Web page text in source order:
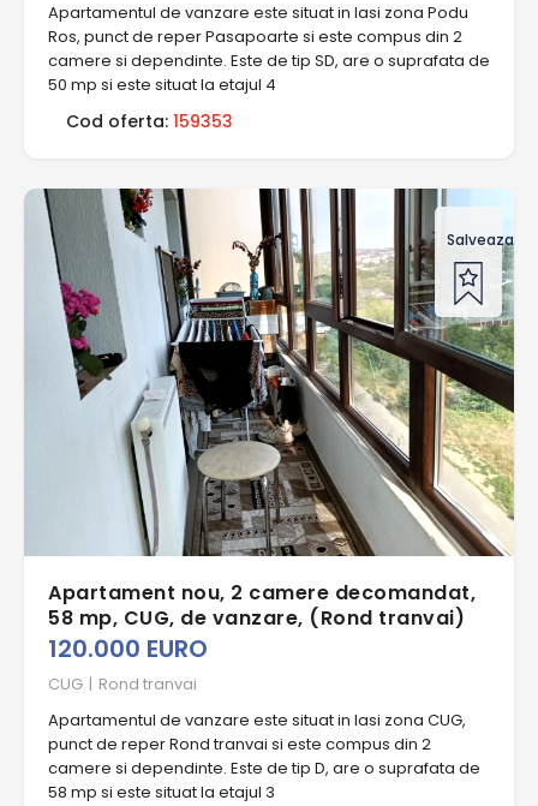
Apartamentul de vanzare este situat in Iasi zona Podu
Ros, punct de reper Pasapoarte si este compus din 2
camere si dependinte. Este de tip SD, are o suprafata de
50 mp si este situat la etajul 4
Cod oferta: 159353
Apartament nou, 2 camere decomandat,
58 mp, CUG, de vanzare, (Rond tranvai)
120.000 EURO
CUG | Rond tranvai
Apartamentul de vanzare este situat in Iasi zona CUG,
punct de reper Rond tranvai si este compus din 2
camere si dependinte. Este de tip D, are o suprafata de
58 mp si este situat la etajul 3
Salveaza